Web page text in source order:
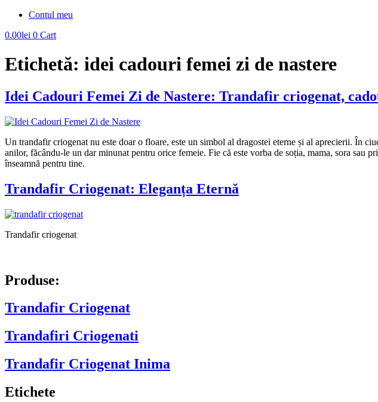
Contul meu
0.00lei 0 Cart
Etichetă: idei cadouri femei zi de nastere
Idei Cadouri Femei Zi de Nastere: Trandafir criogenat,
Un trandafir criogenat nu este doar o floare, este un simbol al dragostei eterne și al aprecierii. În
anilor, făcându-le un dar minunat pentru orice femeie. Fie că este vorba de soția, mama, sora sau
înseamnă pentru tine.
Trandafir Criogenat: Eleganța Eternă
Trandafir criogenat
Produse:
Trandafir Criogenat
Trandafiri Criogenati
Trandafir Criogenat Inima
Etichete